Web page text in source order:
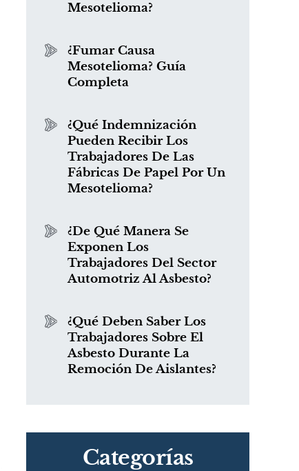
Mesotelioma?
¿Fumar Causa
Mesotelioma? Guía
Completa
¿Qué Indemnización
Pueden Recibir Los
Trabajadores De Las
Fábricas De Papel Por Un
Mesotelioma?
¿De Qué Manera Se
Exponen Los
Trabajadores Del Sector
Automotriz Al Asbesto?
¿Qué Deben Saber Los
Trabajadores Sobre El
Asbesto Durante La
Remoción De Aislantes?
Categorías